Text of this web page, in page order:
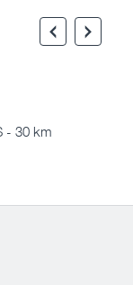
- 30 km